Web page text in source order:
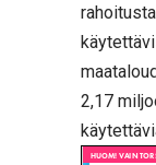
2,17